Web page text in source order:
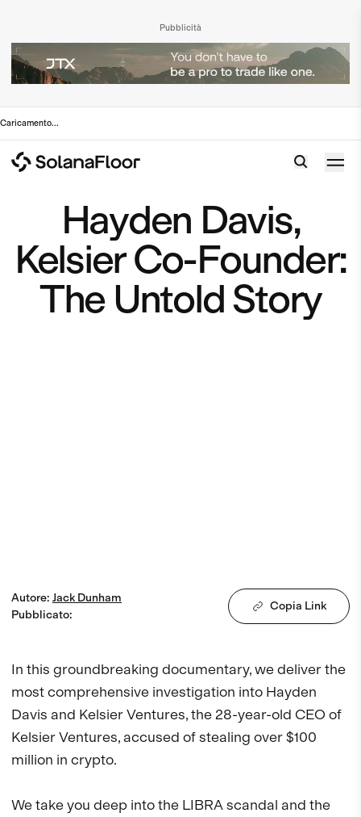
Pubblicità
Caricamento...
Hayden Davis,
Kelsier Co-Founder:
The Untold Story
Autore: Jack Dunham
Pubblicato:
Copia Link
In this groundbreaking documentary, we deliver the
most comprehensive investigation into Hayden
Davis and Kelsier Ventures, the 28-year-old CEO of
Kelsier Ventures, accused of stealing over $100
million in crypto.
We take you deep into the LIBRA scandal and the